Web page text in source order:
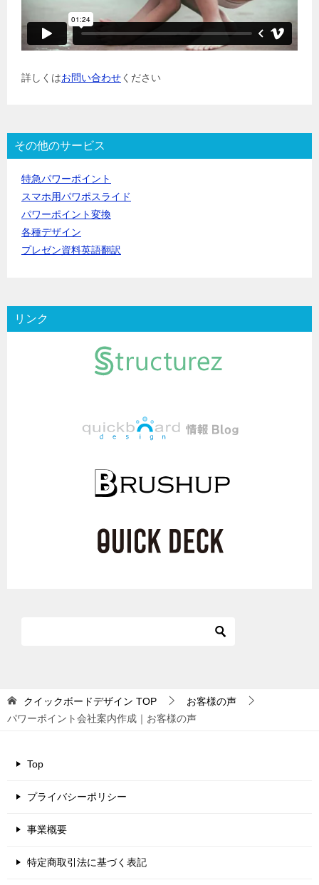
詳しくはお問い合わせください
その他のサービス
特急パワーポイント
スマホ用パワポスライド
パワーポイント変換
各種デザイン
プレゼン資料英語翻訳
リンク
クイックボードデザイン TOP
お客様の声
パワーポイント会社案内作成｜お客様の声
Top
プライバシーポリシー
事業概要
特定商取引法に基づく表記